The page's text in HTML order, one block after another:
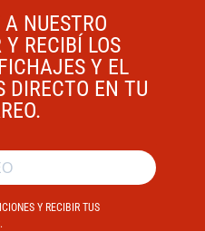
NUESTRO
Y RECIBÍ LOS
Y EL
DIRECTO EN TU
Y RECIBIR TUS